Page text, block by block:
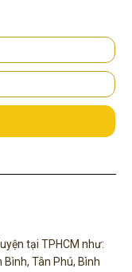
tại TPHCM như:
Bình, Tân Phú, Bình